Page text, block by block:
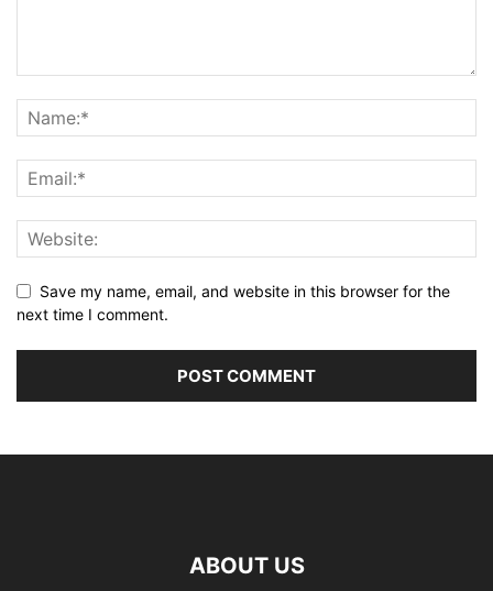
Save my name, email, and website in this browser for the
next time I comment.
ABOUT US